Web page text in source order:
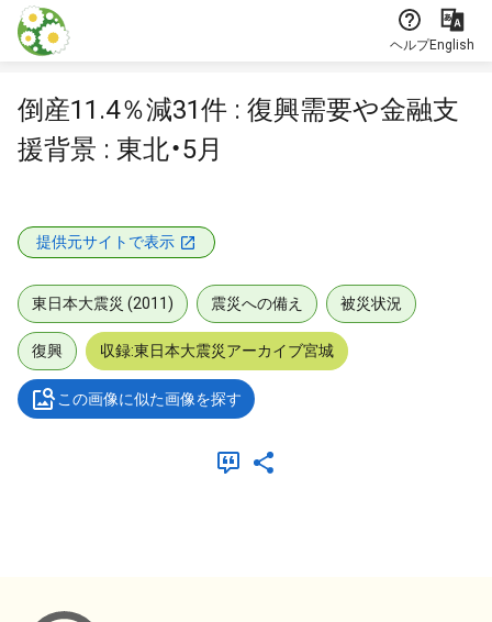
本文に飛ぶ
ヘルプEnglish
倒産11.4％減31件 : 復興需要や金融支
援背景 : 東北・5月
提供元サイトで表示
東日本大震災 (2011) 震災への備え 被災状況
復興 収録:東日本大震災アーカイブ宮城
この画像に似た画像を探す